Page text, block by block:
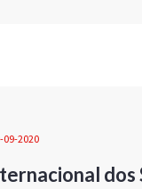
09-2020
dos